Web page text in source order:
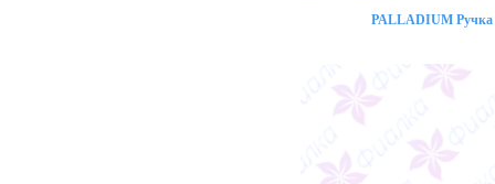
PALLADIUM Ручка